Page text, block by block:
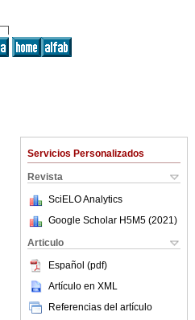
Servicios Personalizados
Revista
SciELO Analytics
Google Scholar H5M5 (2021 )
Articulo
Español (pdf)
Artículo en XML
Referencias del artículo